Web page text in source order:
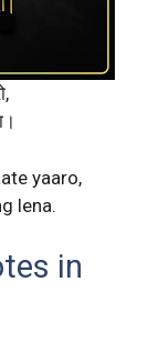
yaaro,
lena.
in